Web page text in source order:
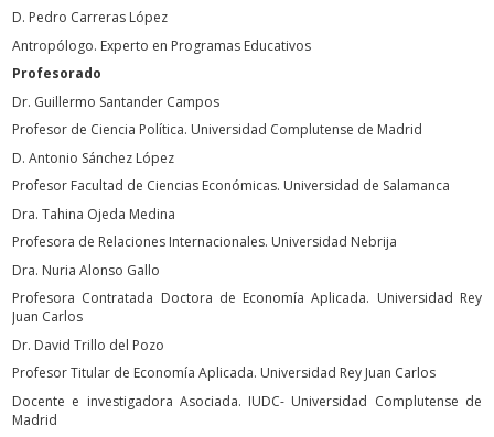
D. Pedro Carreras López
Antropólogo. Experto en Programas Educativos
Profesorado
Dr. Guillermo Santander Campos
Profesor de Ciencia Política. Universidad Complutense de Madrid
D. Antonio Sánchez López
Profesor Facultad de Ciencias Económicas. Universidad de Salamanca
Dra. Tahina Ojeda Medina
Profesora de Relaciones Internacionales. Universidad Nebrija
Dra. Nuria Alonso Gallo
Profesora Contratada Doctora de Economía Aplicada. Universidad Rey
Juan Carlos
Dr. David Trillo del Pozo
Profesor Titular de Economía Aplicada. Universidad Rey Juan Carlos
Docente e investigadora Asociada. IUDC- Universidad Complutense de
Madrid